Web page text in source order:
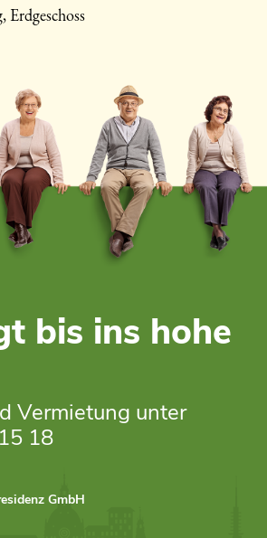
bis ins hohe
Vermietung unter
18
GmbH